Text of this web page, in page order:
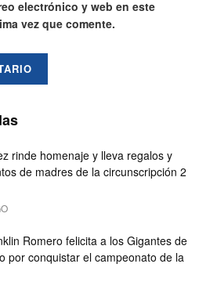
electrónico y web en este
vez que comente.
rinde homenaje y lleva regalos y
de madres de la circunscripción 2
Romero felicita a los Gigantes de
por conquistar el campeonato de la